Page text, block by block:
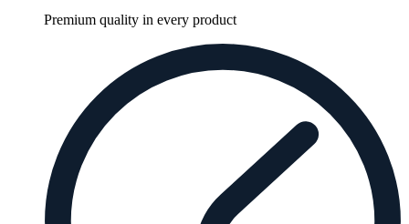
Premium quality in every product